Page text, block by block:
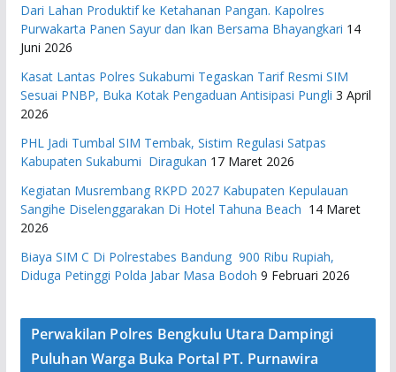
Dari Lahan Produktif ke Ketahanan Pangan. Kapolres
Purwakarta Panen Sayur dan Ikan Bersama Bhayangkari 14
Juni 2026
Kasat Lantas Polres Sukabumi Tegaskan Tarif Resmi SIM
Sesuai PNBP, Buka Kotak Pengaduan Antisipasi Pungli 3 April
2026
PHL Jadi Tumbal SIM Tembak, Sistim Regulasi Satpas
Kabupaten Sukabumi Diragukan 17 Maret 2026
Kegiatan Musrembang RKPD 2027 ​Kabupaten Kepulauan
Sangihe Diselenggarakan Di Hotel Tahuna Beach 14 Maret
2026
Biaya SIM C Di Polrestabes Bandung 900 Ribu Rupiah,
Diduga Petinggi Polda Jabar Masa Bodoh 9 Februari 2026
Perwakilan Polres Bengkulu Utara Dampingi
Puluhan Warga Buka Portal PT. Purnawira